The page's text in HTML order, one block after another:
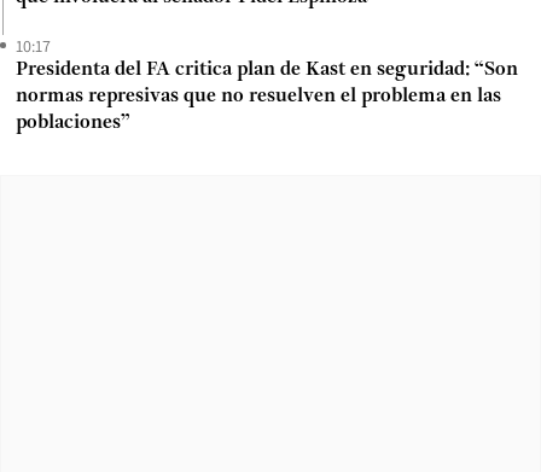
10:17
Presidenta del FA critica plan de Kast en seguridad: “Son
normas represivas que no resuelven el problema en las
poblaciones”